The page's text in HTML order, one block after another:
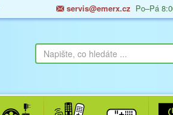
servis@emerx.cz Po–Pá